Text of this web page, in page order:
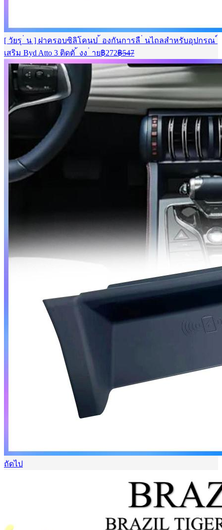
[ วัยรุ ่ น ] ฝาครอบซิลิโคนป ้ องกันการลื ่ นไถลสําหรับอุปกรณ ์
เสริม Byd Atto 3 ติดตั ้ งง ่ าย฿272Current
price
is:
฿272.
฿547Original
price
was:
฿547.
ถัดไป